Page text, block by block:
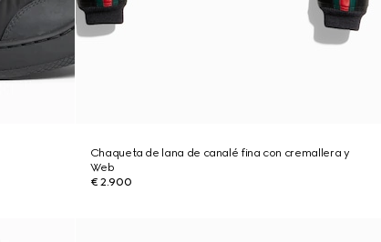
Chaqueta de lana de canalé fina con cremallera y
Web
€ 2.900